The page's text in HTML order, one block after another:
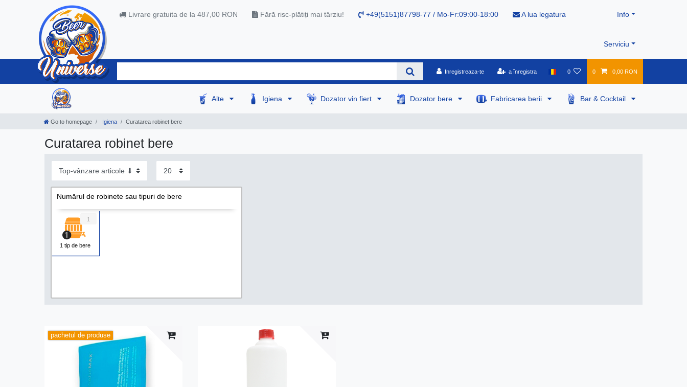
Livrare gratuita de la 487,00 RON Fără risc-plătiți mai târziu! +49(5151)87798-77 / Mo-Fr:09:00-18:00 A lua legatura Info
Serviciu
Inregistreaza-te a înregistra 0 0 0,00 RON
Alte Igiena Dozator vin fiert Dozator bere Fabricarea berii Bar & Cocktail
Go to homepage Igiena Curatarea robinet bere
Curatarea robinet bere
Numărul de robinete sau tipuri de bere
1 tip de bere
1
pachetul de produse